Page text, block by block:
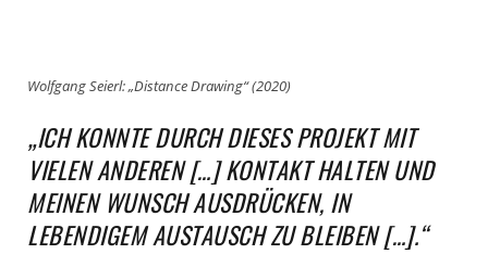
Wolfgang Seierl: „Distance Drawing“ (2020)
„ICH KONNTE DURCH DIESES PROJEKT MIT
VIELEN ANDEREN […] KONTAKT HALTEN UND
MEINEN WUNSCH AUSDRÜCKEN, IN
LEBENDIGEM AUSTAUSCH ZU BLEIBEN […].“